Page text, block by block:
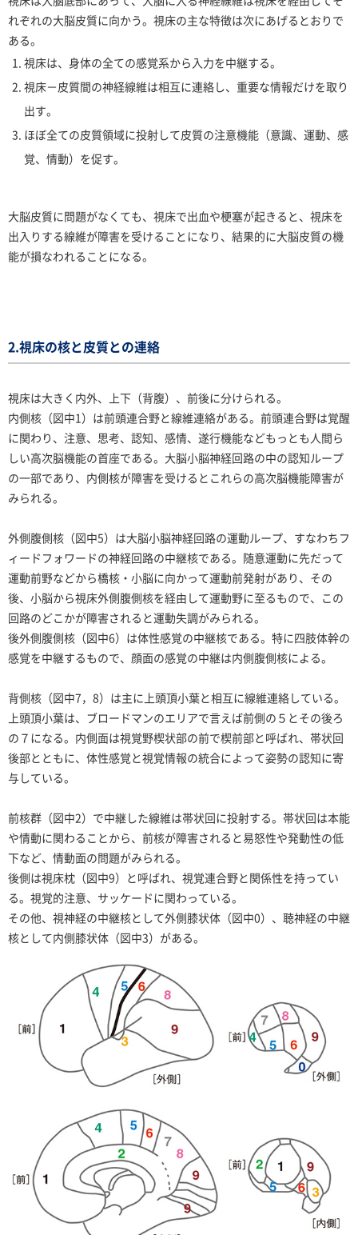
れぞれの大脳皮質に向かう。視床の主な特徴は次にあげるとおりで
ある。
視床は、身体の全ての感覚系から入力を中継する。
視床－皮質間の神経線維は相互に連絡し、重要な情報だけを取り
出す。
ほぼ全ての皮質領域に投射して皮質の注意機能（意識、運動、感
覚、情動）を促す。
大脳皮質に問題がなくても、視床で出血や梗塞が起きると、視床を
出入りする線維が障害を受けることになり、結果的に大脳皮質の機
能が損なわれることになる。
2.視床の核と皮質との連絡
視床は大きく内外、上下（背腹）、前後に分けられる。
内側核（図中1）は前頭連合野と線維連絡がある。前頭連合野は覚醒
に関わり、注意、思考、認知、感情、遂行機能などもっとも人間ら
しい高次脳機能の首座である。大脳小脳神経回路の中の認知ループ
の一部であり、内側核が障害を受けるとこれらの高次脳機能障害が
みられる。
外側腹側核（図中5）は大脳小脳神経回路の運動ループ、すなわちフ
ィードフォワードの神経回路の中継核である。随意運動に先だって
運動前野などから橋核・小脳に向かって運動前発射があり、その
後、小脳から視床外側腹側核を経由して運動野に至るもので、この
回路のどこかが障害されると運動失調がみられる。
後外側腹側核（図中6）は体性感覚の中継核である。特に四肢体幹の
感覚を中継するもので、顔面の感覚の中継は内側腹側核による。
背側核（図中7，8）は主に上頭頂小葉と相互に線維連絡している。
上頭頂小葉は、ブロードマンのエリアで言えば前側の５とその後ろ
の７になる。内側面は視覚野楔状部の前で楔前部と呼ばれ、帯状回
後部とともに、体性感覚と視覚情報の統合によって姿勢の認知に寄
与している。
前核群（図中2）で中継した線維は帯状回に投射する。帯状回は本能
や情動に関わることから、前核が障害されると易怒性や発動性の低
下など、情動面の問題がみられる。
後側は視床枕（図中9）と呼ばれ、視覚連合野と関係性を持ってい
る。視覚的注意、サッケードに関わっている。
その他、視神経の中継核として外側膝状体（図中0）、聴神経の中継
核として内側膝状体（図中3）がある。